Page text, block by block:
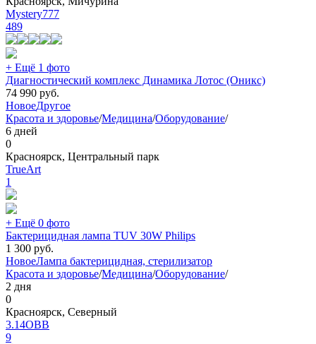
Mystery777
489
+ Ещё 1 фото
Диагностический комплекс Динамика Лотос (Оникс)
74 990 руб.
НовоеДругое
Красота и здоровье/Медицина/Оборудование/
6 дней
0
Красноярск, Центральный парк
TrueArt
1
+ Ещё 0 фото
Бактерицидная лампа TUV 30W Philips
1 300 руб.
НовоеЛампа бактерицидная, стерилизатор
Красота и здоровье/Медицина/Оборудование/
2 дня
0
Красноярск, Северный
3.14ОВВ
9